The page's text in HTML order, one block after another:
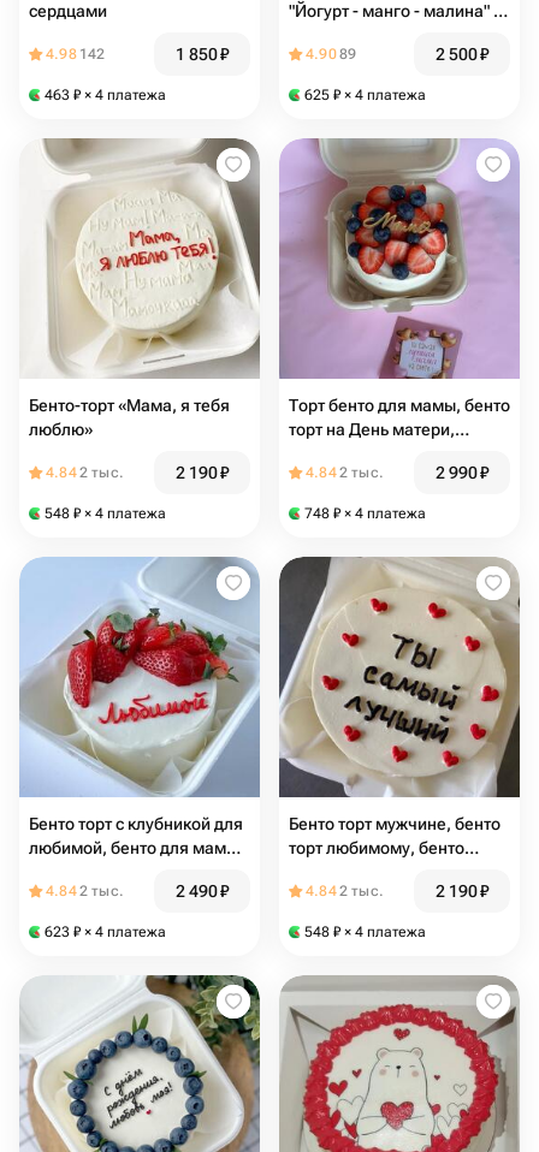
сердцами
4.98 142 1 850₽
463 ₽ × 4 платежа
"Йогурт - манго - малина" в
4.9089 2 500₽
625 ₽ × 4 платежа
Бенто-торт «Мама, я тебя
люблю»
4.842 тыс. 2 190₽
548 ₽ × 4 платежа
Торт бенто для мамы, бенто
торт на День матери,
4.842 тыс. 2 990₽
748 ₽ × 4 платежа
Бенто торт с клубникой для
любимой, бенто для мамы,
4.842 тыс. 2 490₽
623 ₽ × 4 платежа
Бенто торт мужчине, бенто
торт любимому, бенто
4.842 тыс. 2 190₽
548 ₽ × 4 платежа